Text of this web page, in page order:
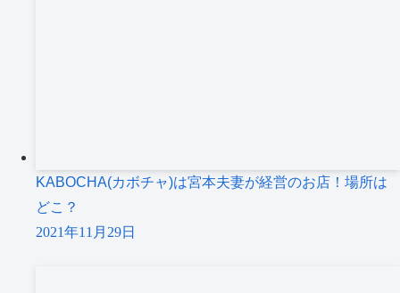
KABOCHA(カボチャ)は宮本夫妻が経営のお店！場所は
どこ？
2021年11月29日